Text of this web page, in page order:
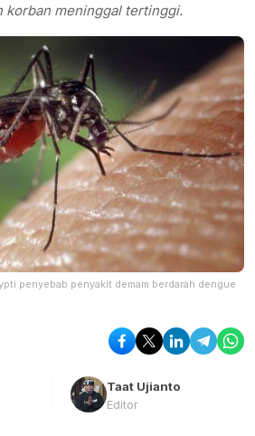
korban meninggal tertinggi.
penyebab penyakit demam berdarah dengue
Taat Ujianto
Editor